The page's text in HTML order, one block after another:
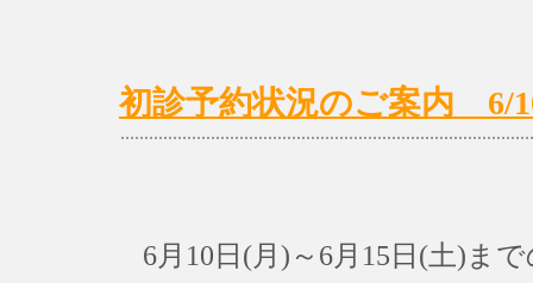
初診予約状況のご案内 6/
6月10日(月)～6月15日(土)ま